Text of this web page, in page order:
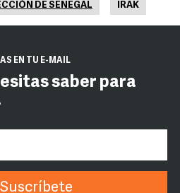
DE SENEGAL IRAK
EN TU E-MAIL
saber para
Suscríbete